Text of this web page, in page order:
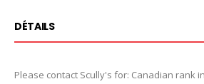
DÉTAILS
Please contact Scully's for: Canadian rank